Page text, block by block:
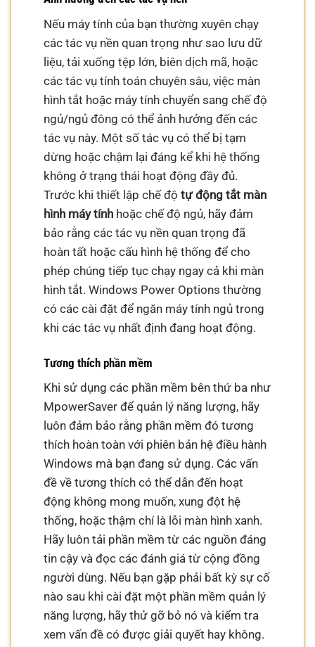
Nếu máy tính của bạn thường xuyên chạy
các tác vụ nền quan trọng như sao lưu dữ
liệu, tải xuống tệp lớn, biên dịch mã, hoặc
các tác vụ tính toán chuyên sâu, việc màn
hình tắt hoặc máy tính chuyển sang chế độ
ngủ/ngủ đông có thể ảnh hưởng đến các
tác vụ này. Một số tác vụ có thể bị tạm
dừng hoặc chậm lại đáng kể khi hệ thống
không ở trạng thái hoạt động đầy đủ.
Trước khi thiết lập chế độtự động tắt màn
hình máy tính hoặc chế độ ngủ, hãy đảm
bảo rằng các tác vụ nền quan trọng đã
hoàn tất hoặc cấu hình hệ thống để cho
phép chúng tiếp tục chạy ngay cả khi màn
hình tắt. Windows Power Options thường
có các cài đặt để ngăn máy tính ngủ trong
khi các tác vụ nhất định đang hoạt động.
Tương thích phần mềm
Khi sử dụng các phần mềm bên thứ ba như
MpowerSaver để quản lý năng lượng, hãy
luôn đảm bảo rằng phần mềm đó tương
thích hoàn toàn với phiên bản hệ điều hành
Windows mà bạn đang sử dụng. Các vấn
đề về tương thích có thể dẫn đến hoạt
động không mong muốn, xung đột hệ
thống, hoặc thậm chí là lỗi màn hình xanh.
Hãy luôn tải phần mềm từ các nguồn đáng
tin cậy và đọc các đánh giá từ cộng đồng
người dùng. Nếu bạn gặp phải bất kỳ sự cố
nào sau khi cài đặt một phần mềm quản lý
năng lượng, hãy thử gỡ bỏ nó và kiểm tra
xem vấn đề có được giải quyết hay không.